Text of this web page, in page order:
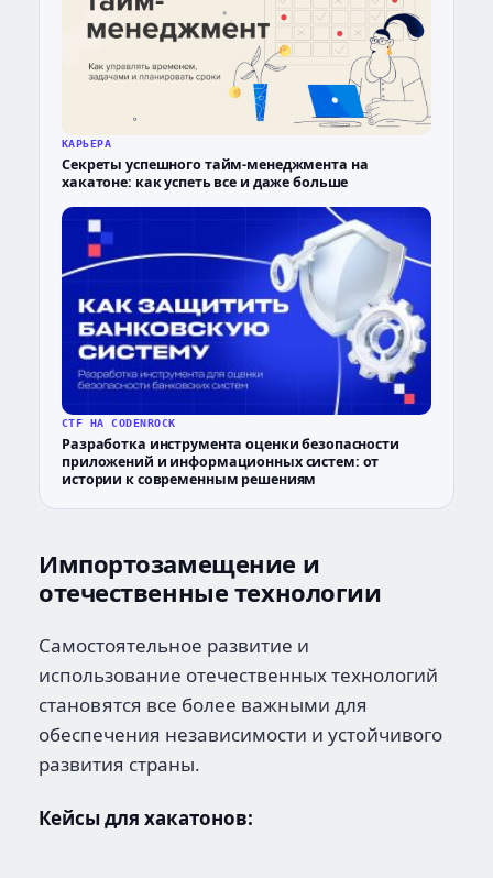
КАРЬЕРА
Секреты успешного тайм-менеджмента на
хакатоне: как успеть все и даже больше
CTF НА CODENROCK
Разработка инструмента оценки безопасности
приложений и информационных систем: от
истории к современным решениям
Импортозамещение и
отечественные технологии
Самостоятельное развитие и
использование отечественных технологий
становятся все более важными для
обеспечения независимости и устойчивого
развития страны.
Кейсы для хакатонов: